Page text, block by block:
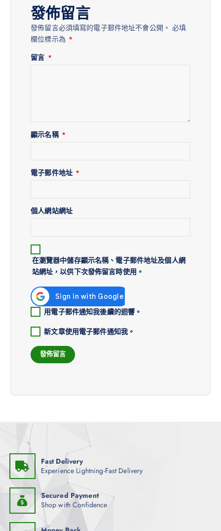
發佈留言
發佈留言必須填寫的電子郵件地址不會公開。 必填
欄位標示為 *
留言 *
顯示名稱 *
電子郵件地址 *
個人網站網址
在瀏覽器中儲存顯示名稱、電子郵件地址及個人網
站網址，以供下次發佈留言時使用。
用電子郵件通知我後續的迴響。
新文章使用電子郵件通知我。
Fast Delivery
Experience Lightning-Fast Delivery
Secured Payment
Shop with Confidence